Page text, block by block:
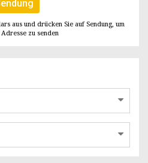
aus und drücken Sie auf Sendung, um
zu senden